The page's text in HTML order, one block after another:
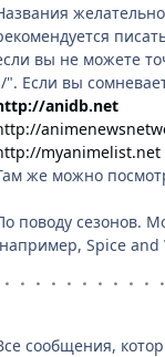
вы не можете
". Если вы
anidb.net
myanimelist.net
же можно
поводу сезонов.
Spice and
・・・・・・・・・
сообщения,